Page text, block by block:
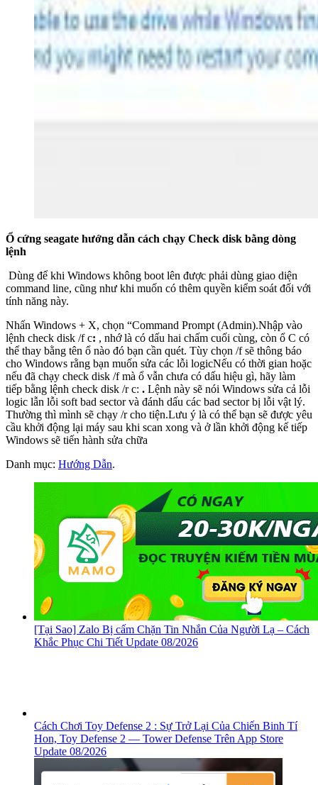
Ổ cứng seagate hướng dẫn cách chạy Check disk bằng dòng
lệnh
Dùng để khi Windows không boot lên được phải dùng giao diện
command line, cũng như khi muốn có thêm quyền kiểm soát đối với
tính năng này.
Nhấn Windows + X, chọn “Command Prompt (Admin).Nhập vào
lệnh check disk /f c: , nhớ là có dấu hai chấm cuối cùng, còn ổ C có
thể thay bằng tên ổ nào đó bạn cần quét. Tùy chọn /f sẽ thông báo
cho Windows rằng bạn muốn sửa các lỗi logicNếu có thời gian hoặc
nếu đã chạy check disk /f mà ổ vẫn chưa có dấu hiệu gì, hãy làm
tiếp bằng lệnh check disk /r c: . Lệnh này sẽ nói Windows sửa cả lỗi
logic lẫn lỗi soft bad sector và đánh dấu các bad sector bị lỗi vật lý.
Thường thì mình sẽ chạy /r cho tiện.Lưu ý là có thể bạn sẽ được yêu
cầu khởi động lại máy sau khi scan xong và ở lần khởi động kế tiếp
Windows sẽ tiến hành sửa chữa
Danh mục: Hướng Dẫn.
[Tại Sao] Zalo Bị cấm Chặn Tin Nhắn Của Người Lạ – Cách
Khắc Phục Chi Tiết Update 08/2026
Cách Chơi Toy Defense 2 : Sự Trở Lại Của Chiến Binh Tí
Hon, ‎Toy Defense 2 — Tower Defense Trên App Store
Update 08/2026